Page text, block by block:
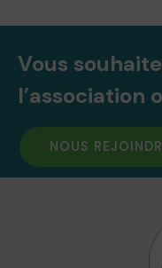
Vous
l’association
NOUS